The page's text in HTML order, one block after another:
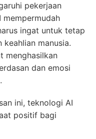
pekerjaan
mempermudah
ingat untuk tetap
manusia.
menghasilkan
dan emosi
ini, teknologi AI
positif bagi